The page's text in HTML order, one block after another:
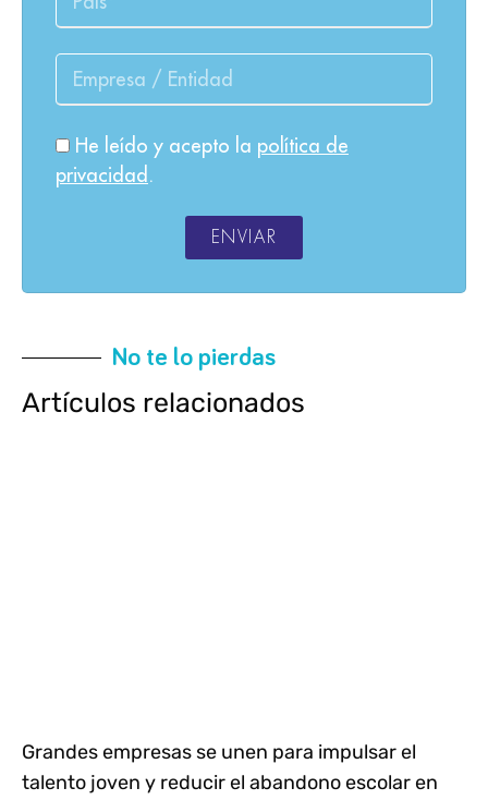
He leído y acepto la política de
privacidad .
ENVIAR
No te lo pierdas
Artículos relacionados
Grandes empresas se unen para impulsar el
talento joven y reducir el abandono escolar en